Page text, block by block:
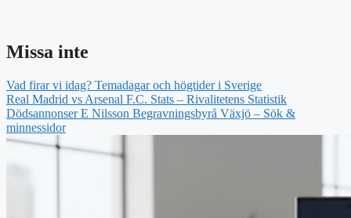
Missa inte
Vad firar vi idag? Temadagar och högtider i Sverige
Real Madrid vs Arsenal F.C. Stats – Rivalitetens Statistik
Dödsannonser E Nilsson Begravningsbyrå Växjö – Sök &
minnessidor